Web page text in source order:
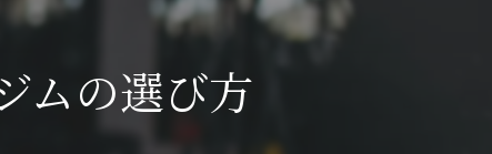
腰痛
ムの選び方